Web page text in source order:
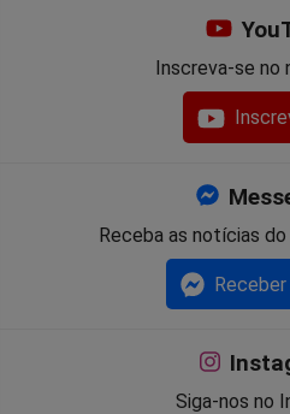
Inscreva-se no
Receba as notícias
Siga-nos no